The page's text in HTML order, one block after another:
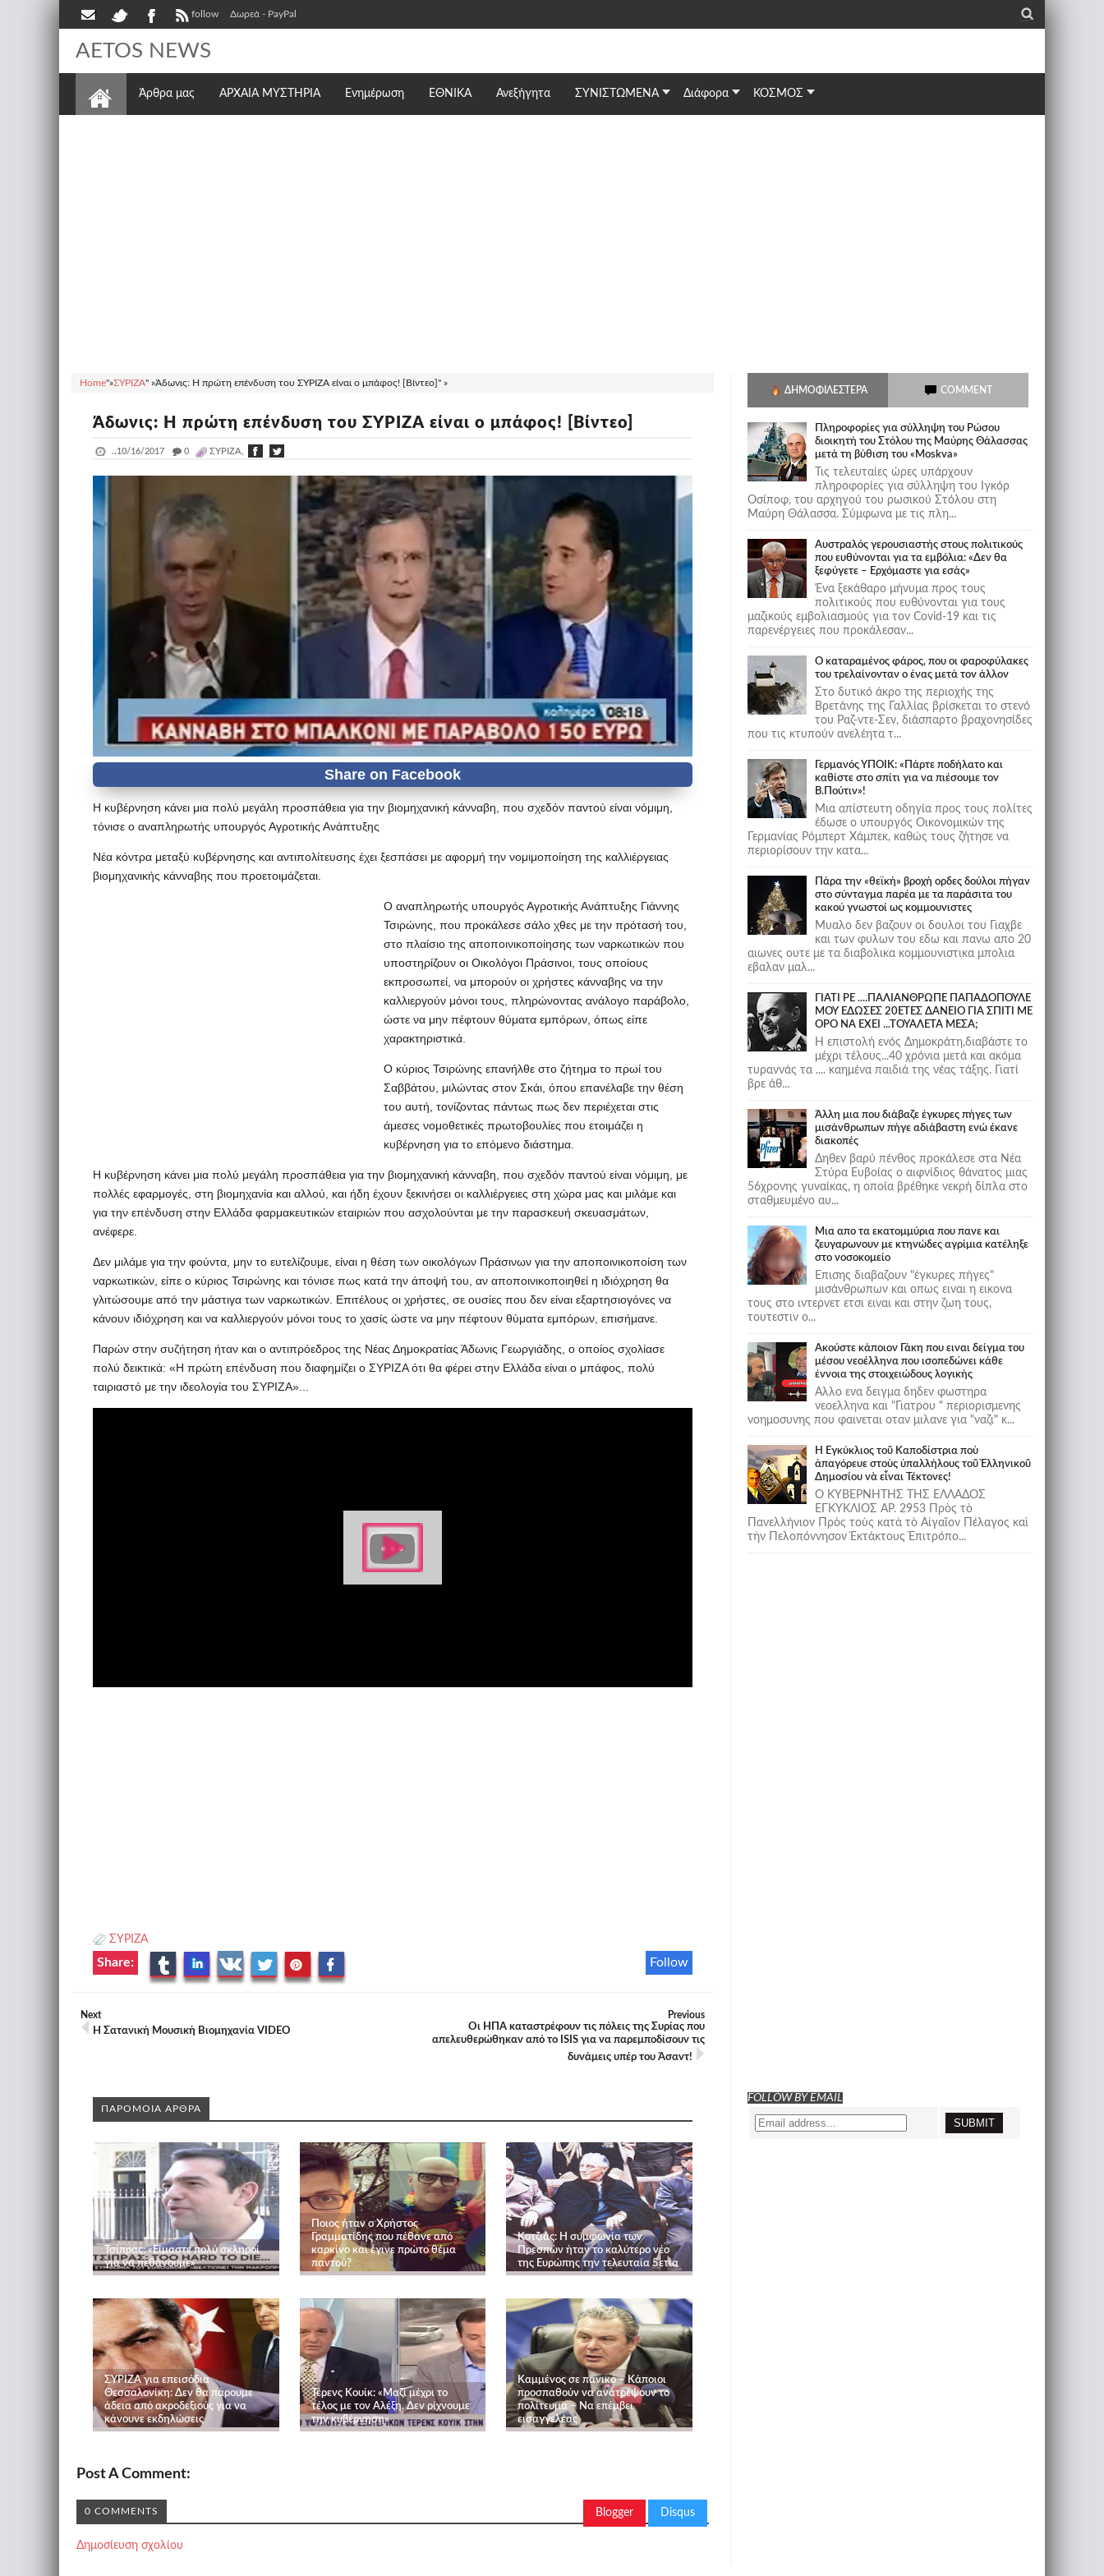
follow Δωρεά - PayPal _
AETOS NEWS
Άρθρα μας ΑΡΧΑΙΑ ΜΥΣΤΗΡΙΑ Ενημέρωση ΕΘΝΙΚΆ Ανεξήγητα ΣΥΝΙΣΤΩΜΕΝΑ Διάφορα ΚΟΣΜΟΣ
Home"»ΣΥΡΙΖΑ" »Άδωνις: Η πρώτη επένδυση του ΣΥΡΙΖΑ είναι ο μπάφος! [Βίντεο]" »
Άδωνις: Η πρώτη επένδυση του ΣΥΡΙΖΑ είναι ο μπάφος! [Βίντεο]
..10/16/2017 _ 0 ΣΥΡΙΖΑ,
Η κυβέρνηση κάνει μια πολύ μεγάλη προσπάθεια για την βιομηχανική κάνναβη, που σχεδόν παντού είναι νόμιμη,
τόνισε ο αναπληρωτής υπουργός Αγροτικής Ανάπτυξης
Νέα κόντρα μεταξύ κυβέρνησης και αντιπολίτευσης έχει ξεσπάσει με αφορμή την νομιμοποίηση της καλλιέργειας
βιομηχανικής κάνναβης που προετοιμάζεται.
Ο αναπληρωτής υπουργός Αγροτικής Ανάπτυξης Γιάννης
Τσιρώνης, που προκάλεσε σάλο χθες με την πρότασή του,
στο πλαίσιο της αποποινικοποίησης των ναρκωτικών που
υποστηρίζουν οι Οικολόγοι Πράσινοι, τους οποίους
εκπροσωπεί, να μπορούν οι χρήστες κάνναβης να την
καλλιεργούν μόνοι τους, πληρώνοντας ανάλογο παράβολο,
ώστε να μην πέφτουν θύματα εμπόρων, όπως είπε
χαρακτηριστικά.
Ο κύριος Τσιρώνης επανήλθε στο ζήτημα το πρωί του
Σαββάτου, μιλώντας στον Σκάι, όπου επανέλαβε την θέση
του αυτή, τονίζοντας πάντως πως δεν περιέχεται στις
άμεσες νομοθετικές πρωτοβουλίες που ετοιμάζει η
κυβέρνηση για το επόμενο διάστημα.
Η κυβέρνηση κάνει μια πολύ μεγάλη προσπάθεια για την βιομηχανική κάνναβη, που σχεδόν παντού είναι νόμιμη, με
πολλές εφαρμογές, στη βιομηχανία και αλλού, και ήδη έχουν ξεκινήσει οι καλλιέργειες στη χώρα μας και μιλάμε και
για την επένδυση στην Ελλάδα φαρμακευτικών εταιριών που ασχολούνται με την παρασκευή σκευασμάτων,
ανέφερε.
Δεν μιλάμε για την φούντα, μην το ευτελίζουμε, είναι η θέση των οικολόγων Πράσινων για την αποποινικοποίση των
ναρκωτικών, είπε ο κύριος Τσιρώνης και τόνισε πως κατά την άποψή του, αν αποποινικοποιηθεί η ιδιόχρηση θα
γλιτώσουμε από την μάστιγα των ναρκωτικών. Επιτέλους οι χρήστες, σε ουσίες που δεν είναι εξαρτησιογόνες να
κάνουν ιδιόχρηση και να καλλιεργούν μόνοι τους το χασίς ώστε να μην πέφτουν θύματα εμπόρων, επισήμανε.
Παρών στην συζήτηση ήταν και ο αντιπρόεδρος της Νέας Δημοκρατίας Άδωνις Γεωργιάδης, ο οποίος σχολίασε
πολύ δεικτικά: «Η πρώτη επένδυση που διαφημίζει ο ΣΥΡΙΖΑ ότι θα φέρει στην Ελλάδα είναι ο μπάφος, πολύ
ταιριαστό με την ιδεολογία του ΣΥΡΙΖΑ»...
ΣΥΡΙΖΑ
Follow
Share:
Next
Η Σατανική Μουσική Βιομηχανία VIDEO
Previous
Οι ΗΠΑ καταστρέφουν τις πόλεις της Συρίας που
απελευθερώθηκαν από το ISIS για να παρεμποδίσουν τις
δυνάμεις υπέρ του Άσαντ!
ΠΑΡΟΜΟΙΑ ΑΡΘΡΑ
Τσίπρας: «Είμαστε πολύ σκληροί
για να πεθάνουμε»
Ποιος ήταν ο Χρήστος
Γραμματίδης που πέθανε από
καρκίνο και έγινε πρώτο θέμα
παντού?
Κοτζιάς: Η συμφωνία των
Πρεσπών ήταν το καλύτερο νέο
της Ευρώπης την τελευταία 5ετία
ΣΥΡΙΖΑ για επεισόδια
Θεσσαλονίκη: Δεν θα πάρουμε
άδεια από ακροδεξιούς για να
κάνουνε εκδηλώσεις
Τέρενς Κουίκ: «Μαζί μέχρι το
τέλος με τον Αλέξη. Δεν ρίχνουμε
την κυβέρνηση»
Καμμένος σε πανικό – Κάποιοι
προσπαθούν να ανατρέψουν το
πολίτευμα – Να επέμβει
εισαγγελέας
Post A Comment:
Blogger Disqus
0 COMMENTS
Δημοσίευση σχολίου
ΔΗΜΟΦΙΛΈΣΤΕΡΑ COMMENT
Πληροφορίες για σύλληψη του Ρώσου
διοικητή του Στόλου της Mαύρης Θάλασσας
μετά τη βύθιση του «Moskva»
Τις τελευταίες ώρες υπάρχουν
πληροφορίες για σύλληψη του Ιγκόρ
Οσίποφ, του αρχηγού του ρωσικού Στόλου στη
Μαύρη Θάλασσα. Σύμφωνα με τις πλη...
Αυστραλός γερουσιαστής στους πολιτικούς
που ευθύνονται για τα εμβόλια: «Δεν θα
ξεφύγετε – Ερχόμαστε για εσάς»
Ένα ξεκάθαρο μήνυμα προς τους
πολιτικούς που ευθύνονται για τους
μαζικούς εμβολιασμούς για τον Covid-19 και τις
παρενέργειες που προκάλεσαν...
Ο καταραμένος φάρος, που οι φαροφύλακες
του τρελαίνονταν ο ένας μετά τον άλλον
Στο δυτικό άκρο της περιοχής της
Βρετάνης της Γαλλίας βρίσκεται το στενό
του Ραζ-ντε-Σεν, διάσπαρτο βραχονησίδες
που τις κτυπούν ανελέητα τ...
Γερμανός ΥΠΟΙΚ: «Πάρτε ποδήλατο και
καθίστε στο σπίτι για να πιέσουμε τον
Β.Πούτιν»!
Μια απίστευτη οδηγία προς τους πολίτες
έδωσε ο υπουργός Οικονομικών της
Γερμανίας Ρόμπερτ Χάμπεκ, καθώς τους ζήτησε να
περιορίσουν την κατα...
Πάρα την «θεϊκή» βροχή ορδες δούλοι πήγαν
στο σύνταγμα παρέα με τα παράσιτα του
κακού γνωστοί ως κομμουνιστες
Μυαλο δεν βαζουν οι δουλοι του Γιαχβε
και των φυλων του εδω και πανω απο 20
αιωνες ουτε με τα διαβολικα κομμουνιστικα μπολια
εβαλαν μαλ...
ΓΙΑΤΙ ΡΕ ....ΠΑΛΙΑΝΘΡΩΠΕ ΠΑΠΑΔΟΠΟΥΛΕ
ΜΟΥ ΕΔΩΣΕΣ 20ΕΤΕΣ ΔΑΝΕΙΟ ΓΙΑ ΣΠΙΤΙ ΜΕ
ΟΡΟ ΝΑ ΕΧΕΙ ...ΤΟΥΑΛΕΤΑ ΜΕΣΑ;
Η επιστολή ενός Δημοκράτη,διαβάστε το
μέχρι τέλους...40 χρόνια μετά και ακόμα
τυραννάς τα .... καημένα παιδιά της νέας τάξης. Γιατί
βρε άθ...
Άλλη μια που διάβαζε έγκυρες πήγες των
μισάνθρωπων πήγε αδιάβαστη ενώ έκανε
διακοπές
Δηθεν βαρύ πένθος προκάλεσε στα Νέα
Στύρα Ευβοίας ο αιφνίδιος θάνατος μιας
56χρονης γυναίκας, η οποία βρέθηκε νεκρή δίπλα στο
σταθμευμένο αυ...
Μια απο τα εκατομμύρια που πανε και
ζευγαρωνουν με κτηνώδες αγρίμια κατέληξε
στο νοσοκομείο
Επισης διαβαζουν "έγκυρες πήγες"
μισάνθρωπων και οπως ειναι η εικονα
τους στο ιντερνετ ετσι ειναι και στην ζωη τους,
τουτεστιν ο...
Ακούστε κάποιον Γάκη που ειναι δείγμα του
μέσου νεοέλληνα που ισοπεδώνει κάθε
έννοια της στοιχειώδους λογικής
Αλλο ενα δειγμα δηδεν φωστηρα
νεοελληνα και "Γιατρου " περιορισμενης
νοημοσυνης που φαινεται οταν μιλανε για "ναζι" κ...
Ἡ Ἐγκύκλιος τοῦ Καποδίστρια ποὺ
ἀπαγόρευε στοὺς ὑπαλλήλους τοῦ Ἑλληνικοῦ
Δημοσίου νὰ εἶναι Τέκτονες!
Ο ΚΥΒΕΡΝΗΤΗΣ ΤΗΣ ΕΛΛΑΔΟΣ
ΕΓΚΥΚΛΙΟΣ ΑΡ. 2953 Πρὸς τὸ
Πανελλήνιον Πρὸς τοὺς κατὰ τὸ Αἰγαῖον Πέλαγος καὶ
τὴν Πελοπόννησον Ἐκτάκτους Ἐπιτρόπο...
FOLLOW BY EMAIL